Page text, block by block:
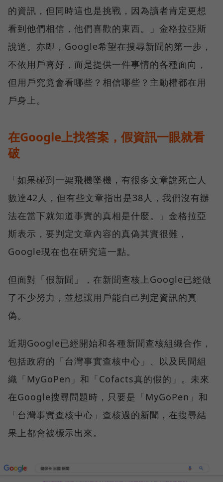
的資訊，但同時這也是挑戰，因為讀者肯定更想
看到他們相信，他們喜歡的東西。」金格拉亞斯
說道。亦即，Google希望在搜尋新聞的第一步，
不依用戶喜好，而是提供一件事情的各種面向，
但用戶究竟會看哪些？相信哪些？主動權都在用
戶身上。
在Google上找答案，假資訊一眼就看
破
「如果碰到一架飛機墜機，有很多文章說死亡人
數達42人，但有些文章指出是38人，我們沒有辦
法在當下就知道事實的真相是什麼。」金格拉亞
斯表示，要判定文章內容的真偽其實很難，
Google現在也在研究這一點。
但面對「假新聞」，在新聞查核上Google已經做
了不少努力，並想讓用戶能自己判定資訊的真
偽。
近期Google已經開始和各種新聞查核組織合作，
包括政府的「台灣事實查核中心」、以及民間組
織「MyGoPen」和「Cofacts真的假的」。未來
在Google搜尋問題時，只要是「MyGoPen」和
「台灣事實查核中心」查核過的新聞，在搜尋結
果上都會被標示出來。